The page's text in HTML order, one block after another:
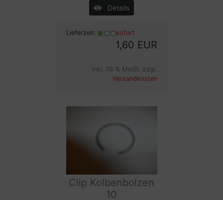
Details
Lieferzeit: sofort
1,60 EUR
inkl. 19 % MwSt. zzgl.
Versandkosten
Clip Kolbenbolzen
10